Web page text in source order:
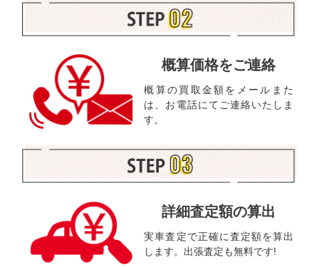
概算価格をご連絡
概算の買取金額をメールまた
は、お電話にてご連絡いたしま
す。
詳細査定額の算出
実車査定で正確に査定額を算出
します。出張査定も無料です!